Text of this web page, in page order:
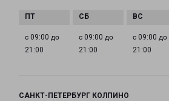
с 09:00 до
21:00
с 09:00 до
21:00
с 09:00 до
21:00
САНКТ-ПЕТЕРБУРГ КОЛПИНО